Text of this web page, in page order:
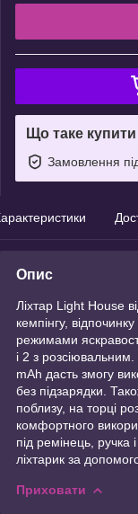
Що таке
Замовлення
Опис
Ліхтар Light House
кемпінгу,
режимами
і 2 з
mAh дасть змогу
без підзарядки.
поблизу, на торці
комфортного
під ремінець, ручка
ліхтарик за
Приховати